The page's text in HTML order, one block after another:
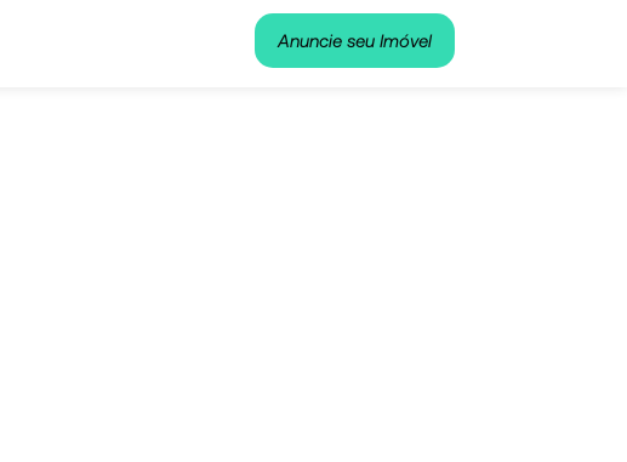
Anuncie seu Imóvel